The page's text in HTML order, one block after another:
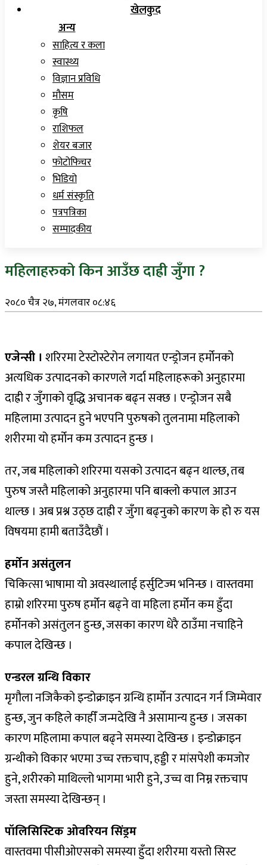
खेलकुद
अन्य
साहित्य र कला
स्वास्थ्य
विज्ञान प्रविधि
मौसम
कृषि
राशिफल
शेयर बजार
फोटोफिचर
भिडियो
धर्म संस्कृति
पत्रपत्रिका
सम्पादकीय
महिलाहरुको किन आउँछ दाह्री जुँगा ?
२०८० चैत्र २७, मंगलवार ०८:४६
एजेन्सी । शरिरमा टेस्टोस्टेरोन लगायत एन्ड्रोजन हर्मोनको
अत्यधिक उत्पादनको कारणले गर्दा महिलाहरूको अनुहारमा
दाह्री र जुँगाको वृद्धि अचानक बढ्न सक्छ । एन्ड्रोजन सबै
महिलामा उत्पादन हुने भएपनि पुरुषको तुलनामा महिलाको
शरीरमा यो हर्मोन कम उत्पादन हुन्छ ।
तर, जब महिलाको शरिरमा यसको उत्पादन बढ्न थाल्छ, तब
पुरुष जस्तै महिलाको अनुहारमा पनि बाक्लो कपाल आउन
थाल्छ । अब प्रश्न उठ्छ दाह्री र जुँगा बढ्नुको कारण के हो रु यस
विषयमा हामी बताउँदैछौं ।
हर्मोन असंतुलन
चिकित्सा भाषामा यो अवस्थालाई हर्सुटिज्म भनिन्छ । वास्तवमा
हाम्रो शरिरमा पुरुष हर्मोन बढ्ने वा महिला हर्मोन कम हुँदा
हर्मोनको असंतुलन हुन्छ, जसका कारण धेरै ठाउँमा नचाहिने
कपाल देखिन्छ ।
एन्डरल ग्रन्थि विकार
मृगौला नजिकैको इन्डोक्राइन ग्रन्थि हार्मोन उत्पादन गर्न जिम्मेवार
हुन्छ, जुन कहिले काहीँ जन्मदेखि नै असामान्य हुन्छ । जसका
कारण महिलामा कपाल बढ्ने समस्या देखिन्छ । इन्डोक्राइन
ग्रन्थीको विकार भएमा उच्च रक्तचाप, हड्डी र मांसपेशी कमजोर
हुने, शरीरको माथिल्लो भागमा भारी हुने, उच्च वा निम्न रक्तचाप
जस्ता समस्या देखिन्छन् ।
पॉलिसिस्टिक ओवरियन सिंड्रम
वास्तवमा पीसीओएसको समस्या हुँदा शरीरमा यस्तो सिस्ट